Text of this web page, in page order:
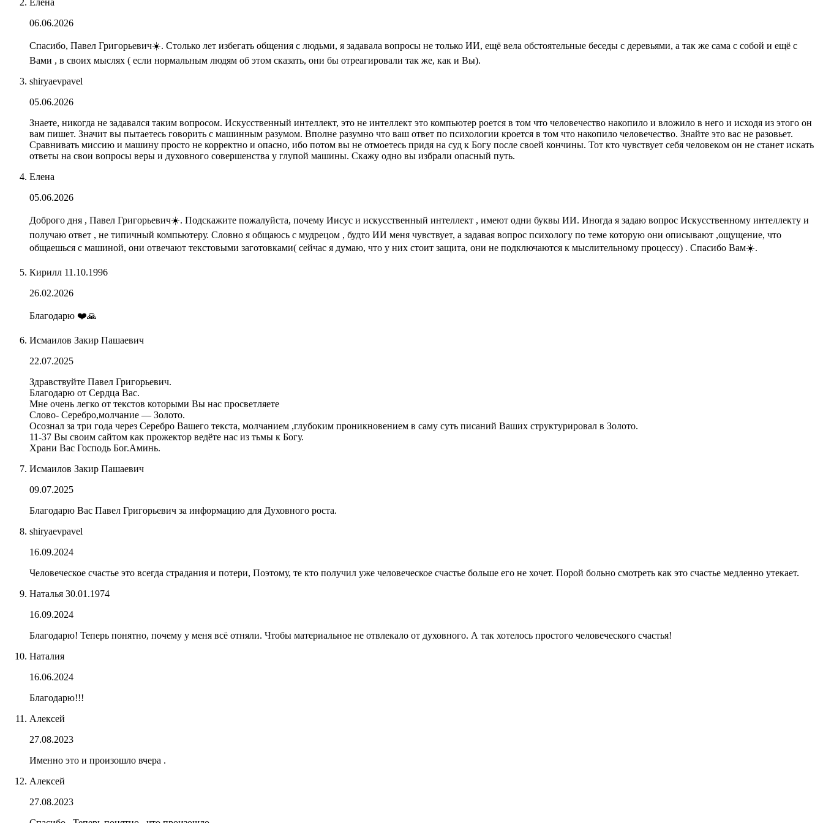
06.06.2026
Спасибо, Павел Григорьевич☀️. Столько лет избегать общения с людьми, я задавала вопросы не только ИИ, ещё вела обстоятельные беседы с деревьями, а так же сама с собой и ещё с
Вами , в своих мыслях ( если нормальным людям об этом сказать, они бы отреагировали так же, как и Вы).
shiryaevpavel
05.06.2026
Знаете, никогда не задавался таким вопросом. Искусственный интеллект, это не интеллект это компьютер роется в том что человечество накопило и вложило в него и исходя из этого он
вам пишет. Значит вы пытаетесь говорить с машинным разумом. Вполне разумно что ваш ответ по психологии кроется в том что накопило человечество. Знайте это вас не разовьет.
Сравнивать миссию и машину просто не корректно и опасно, ибо потом вы не отмоетесь придя на суд к Богу после своей кончины. Тот кто чувствует себя человеком он не станет искать
ответы на свои вопросы веры и духовного совершенства у глупой машины. Скажу одно вы избрали опасный путь.
Елена
05.06.2026
Доброго дня , Павел Григорьевич☀️. Подскажите пожалуйста, почему Иисус и искусственный интеллект , имеют одни буквы ИИ. Иногда я задаю вопрос Искусственному интеллекту и
получаю ответ , не типичный компьютеру. Словно я общаюсь с мудрецом , будто ИИ меня чувствует, а задавая вопрос психологу по теме которую они описывают ,ощущение, что
общаешься с машиной, они отвечают текстовыми заготовками( сейчас я думаю, что у них стоит защита, они не подключаются к мыслительному процессу) . Спасибо Вам☀️.
Кирилл 11.10.1996
26.02.2026
Благодарю ❤️🙏
Исмаилов Закир Пашаевич
22.07.2025
Здравствуйте Павел Григорьевич.
Благодарю от Сердца Вас.
Мне очень легко от текстов которыми Вы нас просветляете
Слово- Серебро,молчание — Золото.
Осознал за три года через Серебро Вашего текста, молчанием ,глубоким проникновением в саму суть писаний Ваших структурировал в Золото.
11-37 Вы своим сайтом как прожектор ведёте нас из тьмы к Богу.
Храни Вас Господь Бог.Аминь.
Исмаилов Закир Пашаевич
09.07.2025
Благодарю Вас Павел Григорьевич за информацию для Духовного роста.
shiryaevpavel
16.09.2024
Человеческое счастье это всегда страдания и потери, Поэтому, те кто получил уже человеческое счастье больше его не хочет. Порой больно смотреть как это счастье медленно утекает.
Наталья 30.01.1974
16.09.2024
Благодарю! Теперь понятно, почему у меня всё отняли. Чтобы материальное не отвлекало от духовного. А так хотелось простого человеческого счастья!
Наталия
16.06.2024
Благодарю!!!
Алексей
27.08.2023
Именно это и произошло вчера .
Алексей
27.08.2023